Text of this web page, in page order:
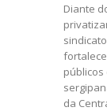
Diante
da